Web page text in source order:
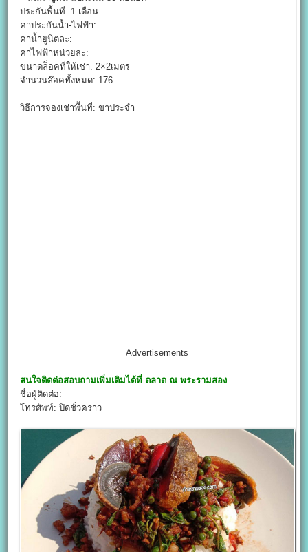
ประกันพื้นที่: 1 เดือน
ค่าประกันน้ำ-ไฟฟ้า:
ค่าน้ำยูนิตละ:
ค่าไฟฟ้าหน่วยละ:
ขนาดล็อคที่ให้เช่า: 2×2เมตร
จำนวนล๊อคทั้งหมด: 176
วิธีการจองเช่าพื้นที่: ขาประจำ
Advertisements
สนใจติดต่อสอบถามเพิ่มเติมได้ที่ ตลาด ณ พระรามสอง
ชื่อผู้ติดต่อ:
โทรศัพท์: ปิดชั่วคราว